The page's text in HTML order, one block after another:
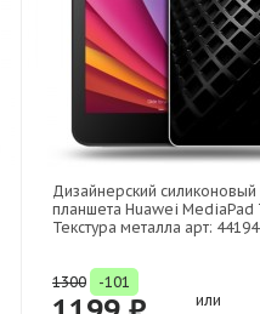
Дизайнерский
планшета Huawei MediaPad
Текстура металла арт:
1300 -101
или